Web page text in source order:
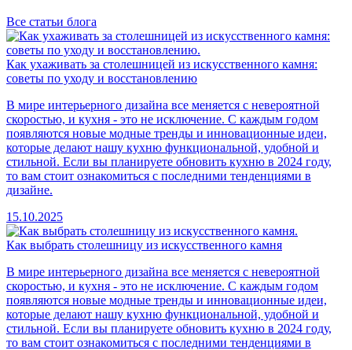
Все статьи блога
Как ухаживать за столешницей из искусственного камня:
советы по уходу и восстановлению
В мире интерьерного дизайна все меняется с невероятной
скоростью, и кухня - это не исключение. С каждым годом
появляются новые модные тренды и инновационные идеи,
которые делают нашу кухню функциональной, удобной и
стильной. Если вы планируете обновить кухню в 2024 году,
то вам стоит ознакомиться с последними тенденциями в
дизайне.
15.10.2025
Как выбрать столешницу из искусственного камня
В мире интерьерного дизайна все меняется с невероятной
скоростью, и кухня - это не исключение. С каждым годом
появляются новые модные тренды и инновационные идеи,
которые делают нашу кухню функциональной, удобной и
стильной. Если вы планируете обновить кухню в 2024 году,
то вам стоит ознакомиться с последними тенденциями в